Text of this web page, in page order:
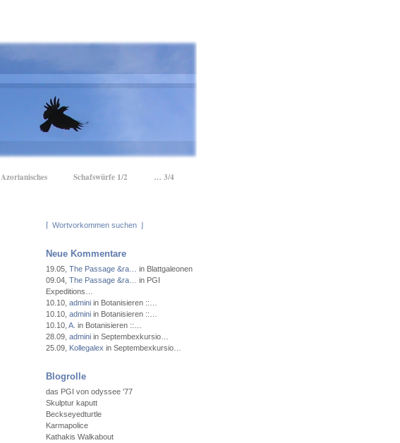
Azorianisches Schafswürfe 1/2 … 3/4
⌈ ⌋
Neue Kommentare
19.05 The Passage &ra…
in Blattgaleonen
09.04 The Passage &ra…
in PGI
Expeditions…
10.10 admini in Botanisieren ::…
10.10 admini in Botanisieren ::…
10.10 A. in Botanisieren ::…
28.09 admini in Septembexkursio…
25.09 Kollegalex in Septembexkursio…
Blogrolle
das PGI von odyssee '77
Skulptur kaputt
Beckseyedturtle
Karmapolice
Kathakis Walkabout